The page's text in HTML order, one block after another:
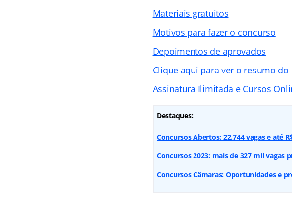
Materiais gratuitos
Motivos para fazer o concurso
Depoimentos de aprovados
Clique aqui para ver o resumo do
Assinatura Ilimitada e Cursos
Destaques:
Concursos Abertos: 22.744 vagas e até
Concursos 2023: mais de 327 mil vagas
Concursos Câmaras: Oportunidades e